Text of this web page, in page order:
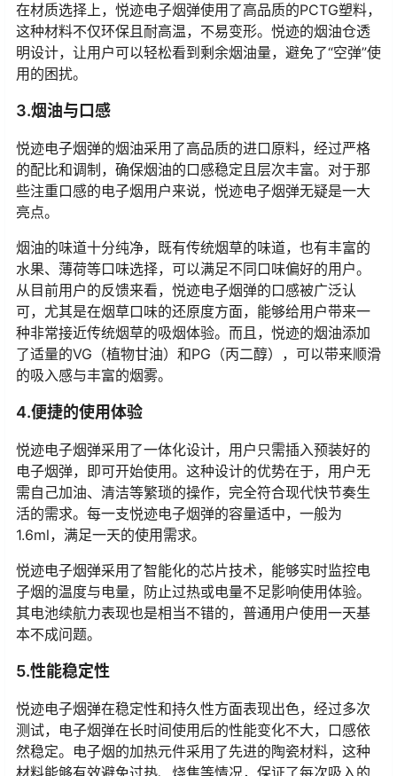
在材质选择上，悦迹电子烟弹使用了高品质的PCTG塑料，
这种材料不仅环保且耐高温，不易变形。悦迹的烟油仓透
明设计，让用户可以轻松看到剩余烟油量，避免了“空弹”使
用的困扰。
3.烟油与口感
悦迹电子烟弹的烟油采用了高品质的进口原料，经过严格
的配比和调制，确保烟油的口感稳定且层次丰富。对于那
些注重口感的电子烟用户来说，悦迹电子烟弹无疑是一大
亮点。
烟油的味道十分纯净，既有传统烟草的味道，也有丰富的
水果、薄荷等口味选择，可以满足不同口味偏好的用户。
从目前用户的反馈来看，悦迹电子烟弹的口感被广泛认
可，尤其是在烟草口味的还原度方面，能够给用户带来一
种非常接近传统烟草的吸烟体验。而且，悦迹的烟油添加
了适量的VG（植物甘油）和PG（丙二醇），可以带来顺滑
的吸入感与丰富的烟雾。
4.便捷的使用体验
悦迹电子烟弹采用了一体化设计，用户只需插入预装好的
电子烟弹，即可开始使用。这种设计的优势在于，用户无
需自己加油、清洁等繁琐的操作，完全符合现代快节奏生
活的需求。每一支悦迹电子烟弹的容量适中，一般为
1.6ml，满足一天的使用需求。
悦迹电子烟弹采用了智能化的芯片技术，能够实时监控电
子烟的温度与电量，防止过热或电量不足影响使用体验。
其电池续航力表现也是相当不错的，普通用户使用一天基
本不成问题。
5.性能稳定性
悦迹电子烟弹在稳定性和持久性方面表现出色，经过多次
测试，电子烟弹在长时间使用后的性能变化不大，口感依
然稳定。电子烟的加热元件采用了先进的陶瓷材料，这种